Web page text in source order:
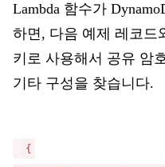
Lambda 함수가
하면, 다음 예제 레코드
키로 사용해서 공유 암
기타 구성을 찾습니다.
{